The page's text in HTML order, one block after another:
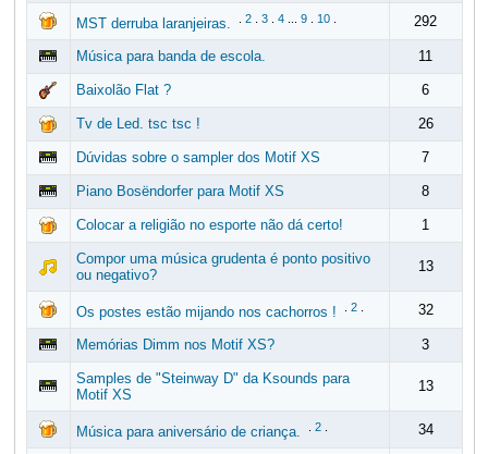
MST derruba laranjeiras. 2. 3. 4... 9. 10. 292
Música para banda de escola. 11
Baixolão Flat ? 6
Tv de Led. tsc tsc ! 26
Dúvidas sobre o sampler dos Motif XS 7
Piano Bosëndorfer para Motif XS 8
Colocar a religião no esporte não dá certo! 1
Compor uma música grudenta é ponto positivo
ou negativo?
13
Os postes estão mijando nos cachorros ! 2. 32
Memórias Dimm nos Motif XS? 3
Samples de "Steinway D" da Ksounds para
Motif XS
13
Música para aniversário de criança. 2. 34